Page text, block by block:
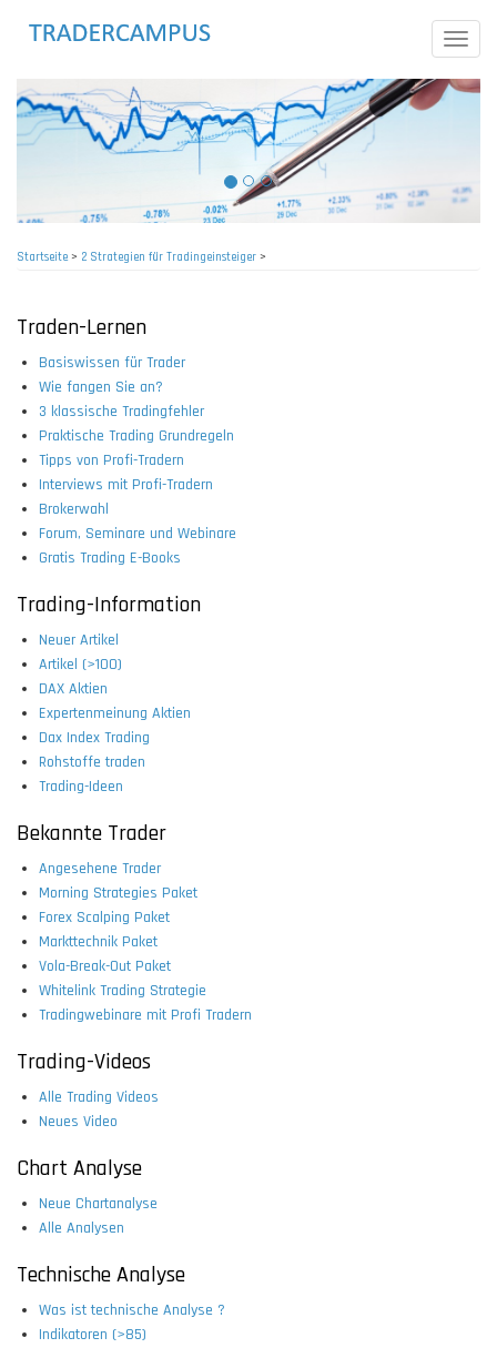
Toggle
Startseite> 2 Strategien für Tradingeinsteiger >
Traden-Lernen
Basiswissen für Trader
Wie fangen Sie an?
3 klassische Tradingfehler
Praktische Trading Grundregeln
Tipps von Profi-Tradern
Interviews mit Profi-Tradern
Brokerwahl
Forum, Seminare und Webinare
Gratis Trading E-Books
Trading-Information
Neuer Artikel
Artikel (>100)
DAX Aktien
Expertenmeinung Aktien
Dax Index Trading
Rohstoffe traden
Trading-Ideen
Bekannte Trader
Angesehene Trader
Morning Strategies Paket
Forex Scalping Paket
Markttechnik Paket
Vola-Break-Out Paket
Whitelink Trading Strategie
Tradingwebinare mit Profi Tradern
Trading-Videos
Alle Trading Videos
Neues Video
Chart Analyse
Neue Chartanalyse
Alle Analysen
Technische Analyse
Was ist technische Analyse ?
Indikatoren (>85)